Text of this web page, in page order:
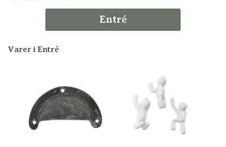
Entré
Varer i Entré